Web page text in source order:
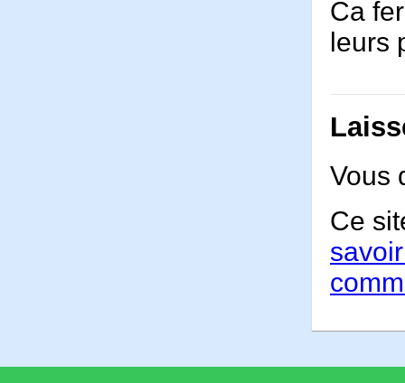
Ca
leurs
Vous
Ce